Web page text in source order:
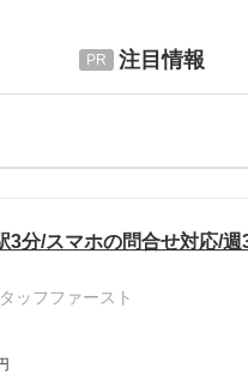
注目情報
3分/スマホの問合せ対応/
ッフファースト